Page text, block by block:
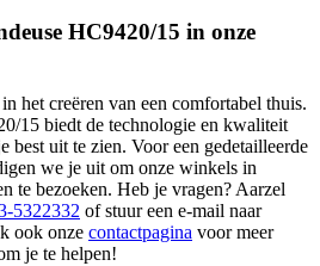
HC9420/15 in onze
het creëren van een comfortabel thuis.
15 biedt de technologie en kwaliteit
best uit te zien. Voor een gedetailleerde
we je uit om onze winkels in
te bezoeken. Heb je vragen? Aarzel
5322332 of stuur een e-mail naar
ook onze contactpagina voor meer
je te helpen!